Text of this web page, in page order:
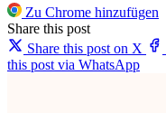
Zu Chrome hinzufügen
Share this post
Share this post on X
this post via WhatsApp